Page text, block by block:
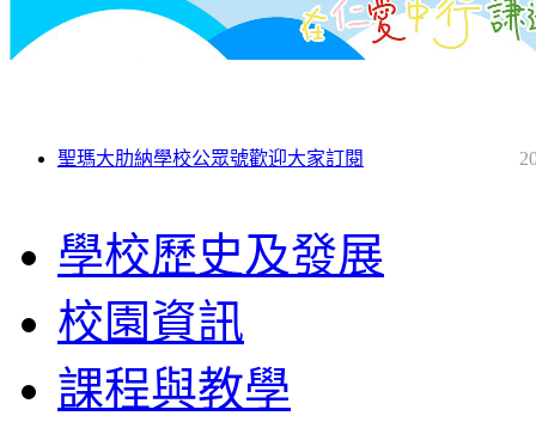
聖瑪大肋納學校公眾號歡迎大家訂閱
學校歷史及發展
校園資訊
課程與教學